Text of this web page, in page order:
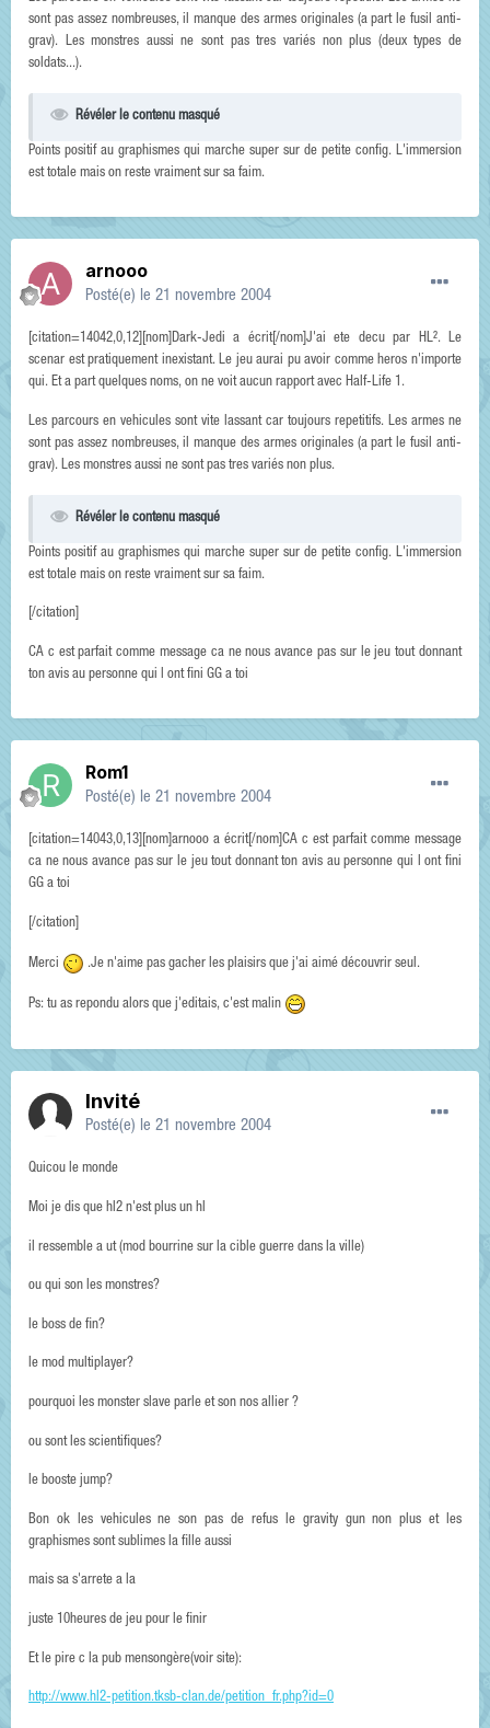
sont pas assez nombreuses, il manque des armes originales (a part le fusil anti-
grav). Les monstres aussi ne sont pas tres variés non plus (deux types de
soldats...).
Révéler le contenu masqué
Points positif au graphismes qui marche super sur de petite config. L'immersion
est totale mais on reste vraiment sur sa faim.
arnooo
Posté(e) le 21 novembre 2004
[citation=14042,0,12][nom]Dark-Jedi a écrit[/nom]J'ai ete decu par HL². Le
scenar est pratiquement inexistant. Le jeu aurai pu avoir comme heros n'importe
qui. Et a part quelques noms, on ne voit aucun rapport avec Half-Life 1.
Les parcours en vehicules sont vite lassant car toujours repetitifs. Les armes ne
sont pas assez nombreuses, il manque des armes originales (a part le fusil anti-
grav). Les monstres aussi ne sont pas tres variés non plus.
Révéler le contenu masqué
Points positif au graphismes qui marche super sur de petite config. L'immersion
est totale mais on reste vraiment sur sa faim.
[/citation]
CA c est parfait comme message ca ne nous avance pas sur le jeu tout donnant
ton avis au personne qui l ont fini GG a toi
Rom1
Posté(e) le 21 novembre 2004
[citation=14043,0,13][nom]arnooo a écrit[/nom]CA c est parfait comme message
ca ne nous avance pas sur le jeu tout donnant ton avis au personne qui l ont fini
GG a toi
[/citation]
Merci .Je n'aime pas gacher les plaisirs que j'ai aimé découvrir seul.
Ps: tu as repondu alors que j'editais, c'est malin
Invité
Posté(e) le 21 novembre 2004
Quicou le monde
Moi je dis que hl2 n'est plus un hl
il ressemble a ut (mod bourrine sur la cible guerre dans la ville)
ou qui son les monstres?
le boss de fin?
le mod multiplayer?
pourquoi les monster slave parle et son nos allier ?
ou sont les scientifiques?
le booste jump?
Bon ok les vehicules ne son pas de refus le gravity gun non plus et les
graphismes sont sublimes la fille aussi
mais sa s'arrete a la
juste 10heures de jeu pour le finir
Et le pire c la pub mensongère(voir site):
http://www.hl2-petition.tksb-clan.de/petition_fr.php?id=0